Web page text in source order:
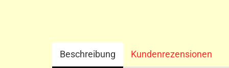
Beschreibung Kundenrezensionen